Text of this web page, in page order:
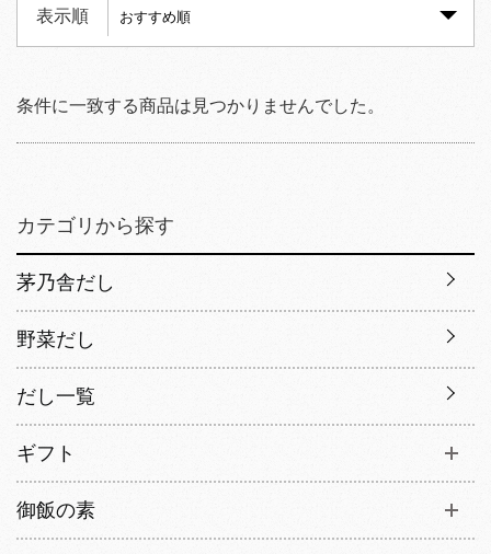
表示順
条件に一致する商品は見つかりませんでした。
カテゴリから探す
茅乃舎だし
野菜だし
だし一覧
ギフト
御飯の素